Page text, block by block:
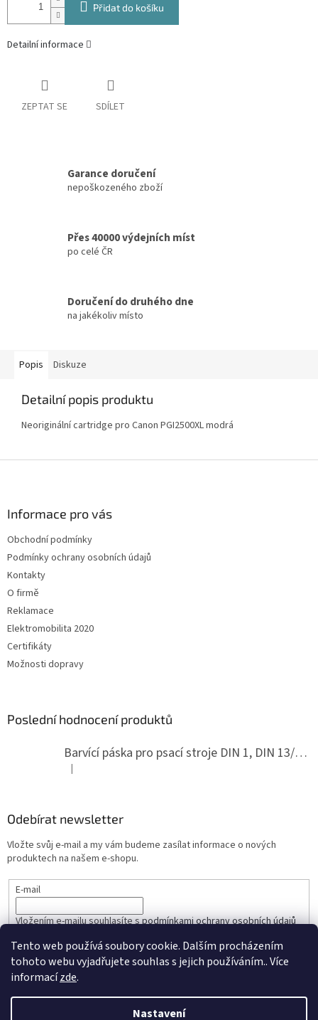
Tento web používá soubory cookie. Dalším procházením
tohoto webu vyjadřujete souhlas s jejich používáním.. Více
informacízde.
Nastavení
Přidat do košíku
Detailní informace
ZEPTAT SE SDÍLET
Garance doručení
nepoškozeného zboží
Přes 40000 výdejních míst
po celé ČR
Doručení do druhého dne
na jakékoliv místo
Popis Diskuze
Detailní popis produktu
Neoriginální cartridge pro Canon PGI2500XL modrá
Informace pro vás
Obchodní podmínky
Podmínky ochrany osobních údajů
Kontakty
O firmě
Reklamace
Elektromobilita 2020
Certifikáty
Možnosti dopravy
Poslední hodnocení produktů
Barvící páska pro psací stroje DIN 1, DIN 13/10, LAND, PA červenočerná
Hodnocení produktu je 5 z 5 hvězdiček.
|
Odebírat newsletter
Vložte svůj e-mail a my vám budeme zasílat informace o nových
produktech na našem e-shopu.
E-mail
Vložením e-mailu souhlasíte spodmínkami ochrany osobních údajů
PŘIHLÁSIT SE